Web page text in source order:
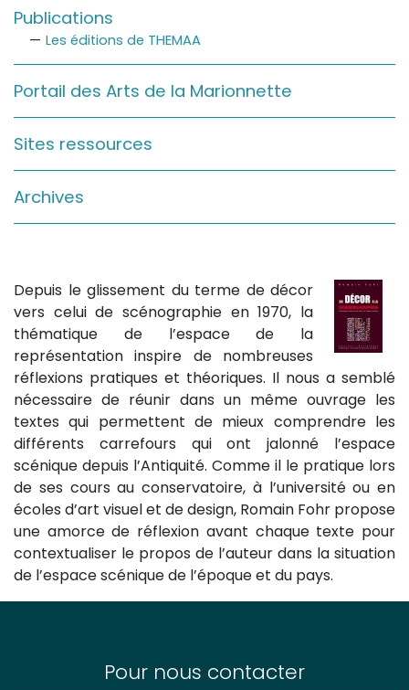
Sur le terrain
(Portraits, actions, collaborations)
Sur l’étagère
Publications
Les éditions de THEMAA
Portail des Arts de la Marionnette
Sites ressources
Archives
Depuis le glissement du terme de décor
vers celui de scénographie en 1970, la
thématique de l’espace de la
représentation inspire de nombreuses
réflexions pratiques et théoriques. Il nous a semblé
nécessaire de réunir dans un même ouvrage les
textes qui permettent de mieux comprendre les
différents carrefours qui ont jalonné l’espace
scénique depuis l’Antiquité. Comme il le pratique lors
de ses cours au conservatoire, à ­l’université ou en
écoles d’art visuel et de design, Romain Fohr propose
une amorce de réflexion avant chaque texte pour
contextualiser le propos de l’auteur dans la situation
de l’espace scénique de l’époque et du pays.
Pour nous contacter